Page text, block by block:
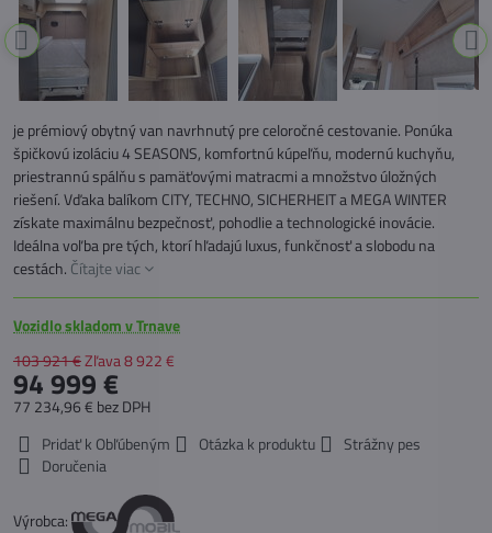
je prémiový obytný van navrhnutý pre celoročné cestovanie. Ponúka
špičkovú izoláciu 4 SEASONS, komfortnú kúpeľňu, modernú kuchyňu,
priestrannú spálňu s pamäťovými matracmi a množstvo úložných
riešení. Vďaka balíkom CITY, TECHNO, SICHERHEIT a MEGA WINTER
získate maximálnu bezpečnosť, pohodlie a technologické inovácie.
Ideálna voľba pre tých, ktorí hľadajú luxus, funkčnosť a slobodu na
cestách. Čítajte viac
Vozidlo skladom v Trnave
103 921 €Zľava8 922 €
94 999 €
77 234,96 € bez DPH
Pridať k Obľúbeným
Otázka k produktu
Strážny pes
Doručenia
Výrobca: